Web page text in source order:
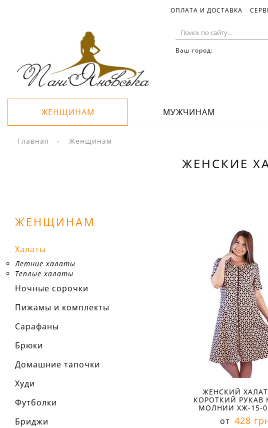
ОПЛАТА И ДОСТАВКА
Ваш город:
ЖЕНЩИНАМ МУЖЧИНАМ
Главная Женщинам
ЖЕНСКИЕ
ЖЕНЩИНАМ
Халаты
Летние халаты
Теплые халаты
Ночные сорочки
Пижамы и комплекты
Сарафаны
Брюки
Домашние тапочки
Худи
Футболки
Бриджи
ЖЕНСКИЙ ХАЛАТ
КОРОТКИЙ РУКАВ
МОЛНИИ ХЖ-15-
от 428